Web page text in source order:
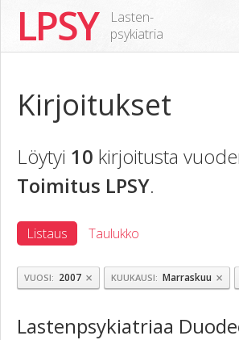
LPSY
Lasten-
psykiatria
Kirjoitukset
Löytyi 10 kirjoitusta
Toimitus LPSY.
Listaus Taulukko
VUOSI 2007 × KUUKAUSI Marraskuu ×
Lastenpsykiatriaa